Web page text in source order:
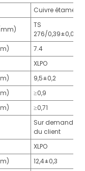
Cuivre étamé
TS
276/0,39±0,015
7.4
XLPO
9,5±0,2
≥0,9
≥0,71
Sur demande
du client
XLPO
12,4±0,3